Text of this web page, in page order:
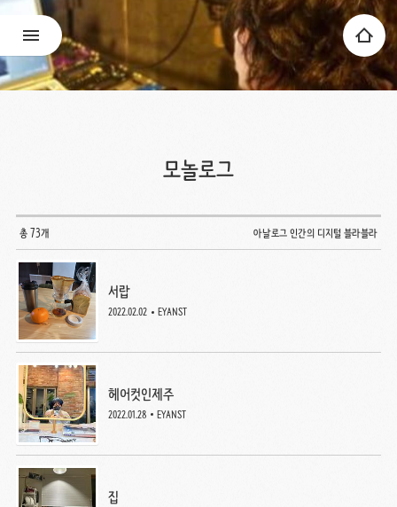
모놀로그
총 73개 아날로그 인간의 디지털 블라블라
서랍
2022.02.02 EYANST
헤어컷인제주
2022.01.28 EYANST
집